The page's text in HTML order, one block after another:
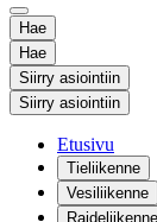
Hae
Hae
Siirry asiointiin
Siirry asiointiin
Etusivu
Tieliikenne
Vesiliikenne
Raideliikenne